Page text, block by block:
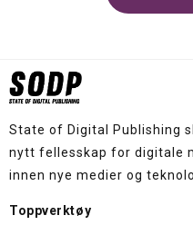
State of Digital Publishing
nytt fellesskap for digitale
innen nye medier og
Toppverktøy